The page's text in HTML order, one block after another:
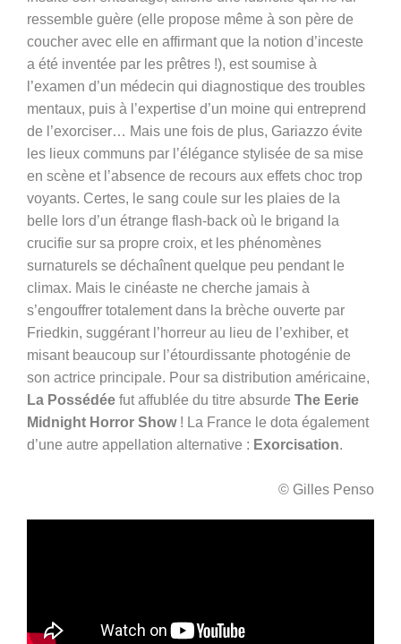
ressemble guère (elle propose même à son père de
coucher avec elle en affirmant que la notion d’inceste
a été inventée par les prêtres !), est soumise à
l’examen d’un médecin qui diagnostique des troubles
mentaux, puis à l’expertise d’un moine qui entreprend
de l’exorciser… Mais une fois de plus, Gariazzo évite
les lieux communs par l’élégance stylisée de sa mise
en scène et l’absence de recours aux effets choc trop
voyants. Certes, le sang coule sur les plaies de la
belle lors d’un étrange flash-back où le brigand la
crucifie sur sa propre croix, et les phénomènes
surnaturels se déchaînent quelque peu pendant le
climax. Mais le cinéaste ne cherche jamais à
s’engouffrer totalement dans la brèche ouverte par
Friedkin, suggérant l’horreur au lieu de l’exhiber, et
misant beaucoup sur l’étourdissante photogénie de
son actrice principale. Pour sa distribution américaine,
La Possédée fut affublée du titre absurde The Eerie
Midnight Horror Show! La France le dota également
d’une autre appellation alternative : Exorcisation.
© Gilles Penso